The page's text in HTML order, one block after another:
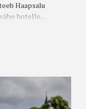
Haapsalu
hotelle,...